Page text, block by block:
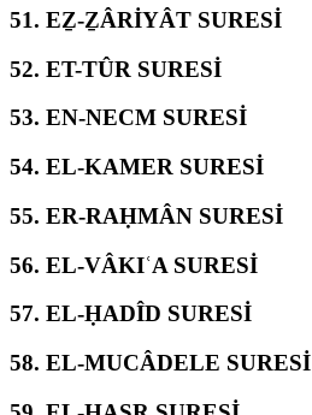
51. EẔ-ẔÂRİYÂT SURESİ
52. ET-TÛR SURESİ
53. EN-NECM SURESİ
54. EL-KAMER SURESİ
55. ER-RAḤMÂN SURESİ
56. EL-VÂKIʿA SURESİ
57. EL-ḤADÎD SURESİ
58. EL-MUCÂDELE SURESİ